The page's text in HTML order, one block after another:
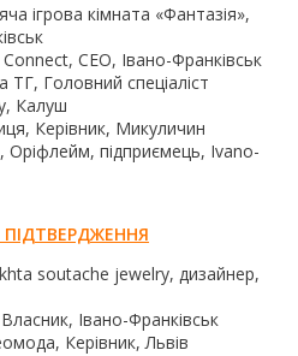
ігрова кімната «Фантазія»,
CEO, Івано-Франківськ
ТГ, Головний спеціаліст
Калуш
Керівник, Микуличин
, Оріфлейм, підприємець, Ivano-
ПІДТВЕРДЖЕННЯ
soutache jewelry, дизайнер,
Івано-Франківськ
Керівник, Львів